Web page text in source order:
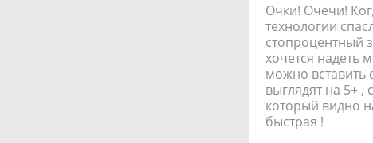
Очки! Очечи!
технологии
стопроцентный
хочется надеть
можно вставить
выглядят на 5+ ,
который видно
быстрая !